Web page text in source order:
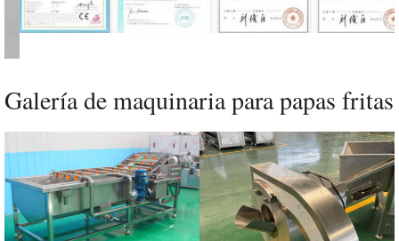
Galería de maquinaria para papas fritas